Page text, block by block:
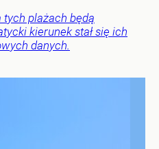
tych plażach będą
kierunek stał się ich
danych.